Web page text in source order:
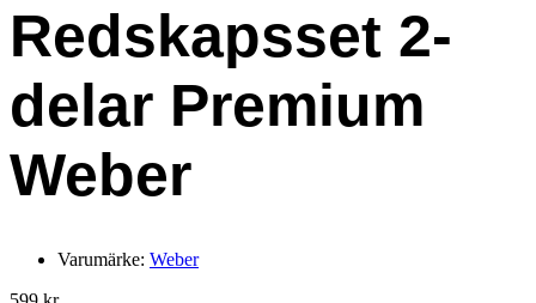
Redskapsset 2-
delar Premium
Weber
Varumärke: Weber